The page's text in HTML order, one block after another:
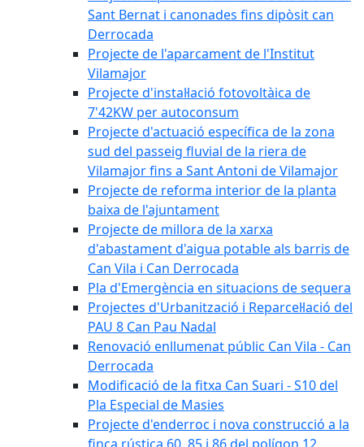
Sant Bernat i canonades fins dipòsit can
Derrocada
Projecte de l'aparcament de l'Institut
Vilamajor
Projecte d'instal·lació fotovoltàica de
7'42KW per autoconsum
Projecte d'actuació específica de la zona
sud del passeig fluvial de la riera de
Vilamajor fins a Sant Antoni de Vilamajor
Projecte de reforma interior de la planta
baixa de l'ajuntament
Projecte de millora de la xarxa
d'abastament d'aigua potable als barris de
Can Vila i Can Derrocada
Pla d'Emergència en situacions de sequera
Projectes d'Urbanització i Reparcel·lació del
PAU 8 Can Pau Nadal
Renovació enllumenat públic Can Vila - Can
Derrocada
Modificació de la fitxa Can Suari - S10 del
Pla Especial de Masies
Projecte d'enderroc i nova construcció a la